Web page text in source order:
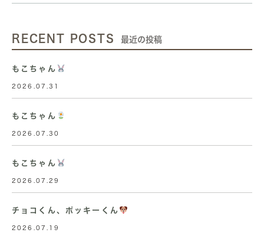
RECENT POSTS 最近の投稿
もこちゃん
2026.07.31
もこちゃん
2026.07.30
もこちゃん
2026.07.29
チョコくん、ポッキーくん
2026.07.19